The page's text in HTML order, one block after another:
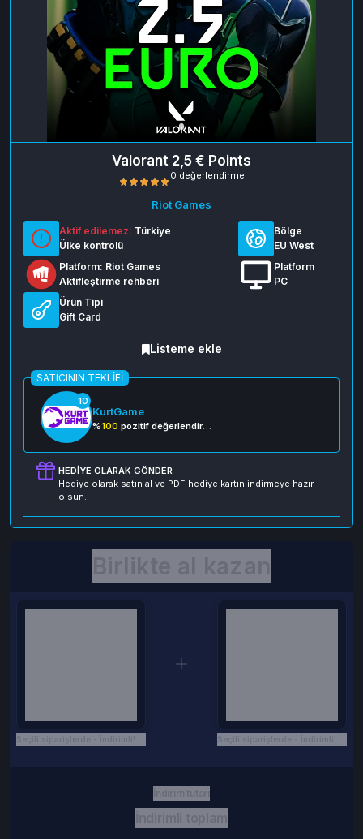
Valorant 2,5 € Points
Riot Games
Aktif edilemez: Türkiye
Ülke kontrolü
Bölge
EU West
Platform: Riot Games
Aktifleştirme rehberi
Platform
PC
Ürün Tipi
Gift Card
Listeme ekle
SATICININ TEKLIFI
10
KurtGame
%100 pozitif değerlendirme
HEDIYE OLARAK GÖNDER
Hediye olarak satın al ve PDF hediye kartın indirmeye hazır
olsun.